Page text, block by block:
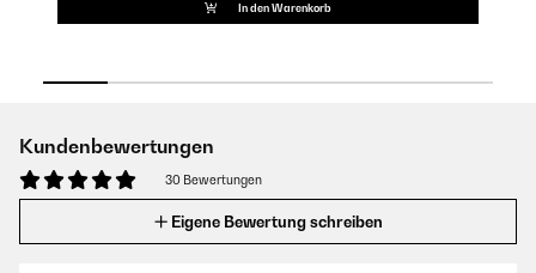
In den Warenkorb
Kundenbewertungen
30 Bewertungen
Eigene Bewertung schreiben